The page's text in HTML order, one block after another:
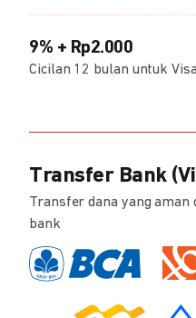
9% + Rp2.000
Cicilan 12 bulan untuk
Transfer Bank
Transfer dana yang aman
bank